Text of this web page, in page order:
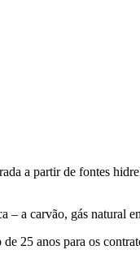
a partir de fontes
– a carvão, gás natural
25 anos para os